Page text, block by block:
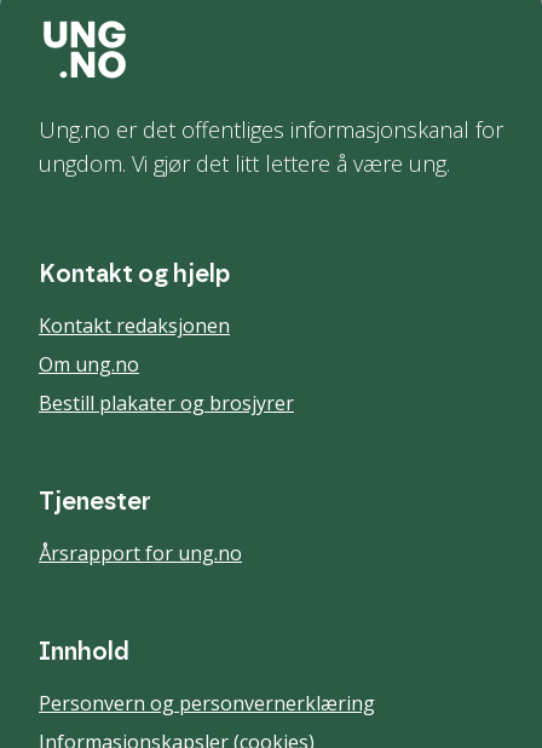
Ung.no er det offentliges informasjonskanal for
ungdom. Vi gjør det litt lettere å være ung.
Kontakt og hjelp
Kontakt redaksjonen
Om ung.no
Bestill plakater og brosjyrer
Tjenester
Årsrapport for ung.no
Innhold
Personvern og personvernerklæring
Informasjonskapsler (cookies)